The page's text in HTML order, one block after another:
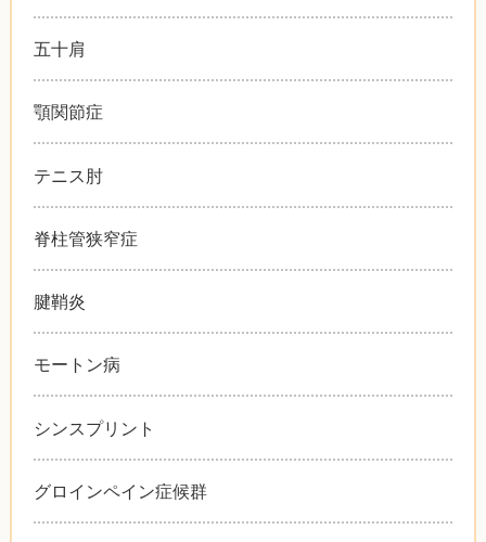
五十肩
顎関節症
テニス肘
脊柱管狭窄症
腱鞘炎
モートン病
シンスプリント
グロインペイン症候群